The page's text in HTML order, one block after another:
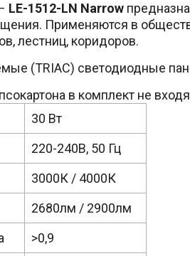
LE-1512-LN Narrow
Применяются в
лестниц, коридоров.
(TRIAC) светодиодные
в комплект не
30 Вт
220-240В, 50 Гц
3000К / 4000К
2680лм / 2900лм
>0,9